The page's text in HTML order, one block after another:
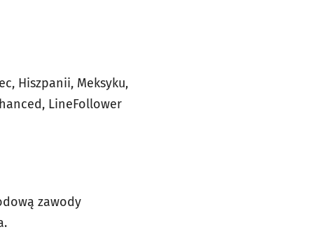
Hiszpanii, Meksyku,
LineFollower
zawody